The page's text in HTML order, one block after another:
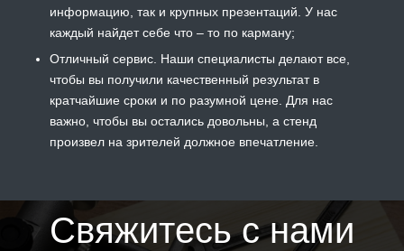
информацию, так и крупных презентаций. У нас
каждый найдет себе что – то по карману;
Отличный сервис. Наши специалисты делают все,
чтобы вы получили качественный результат в
кратчайшие сроки и по разумной цене. Для нас
важно, чтобы вы остались довольны, а стенд
произвел на зрителей должное впечатление.
Свяжитесь с нами